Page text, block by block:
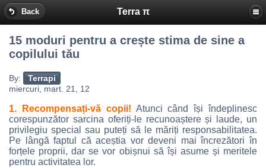
Back Terra π
15 moduri pentru a crește stima de sine a
copilului tău
By:
Terrapi
miercuri, mart. 21, 12
1. Recompensați-vă copii! Atunci când își îndeplinesc
corespunzător sarcina oferiți-le recunoaștere și laude, un
privilegiu special sau puteți să le măriți responsabilitatea.
Pe lângă faptul că aceștia vor deveni mai încrezători în
forțele proprii, dar se vor obișnui să își asume și meritele
pentru activitatea lor.